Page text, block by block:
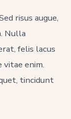
Christmas
Into
Our
Daily
Lives
risus augue,
Nulla
felis lacus
enim.
tincidunt